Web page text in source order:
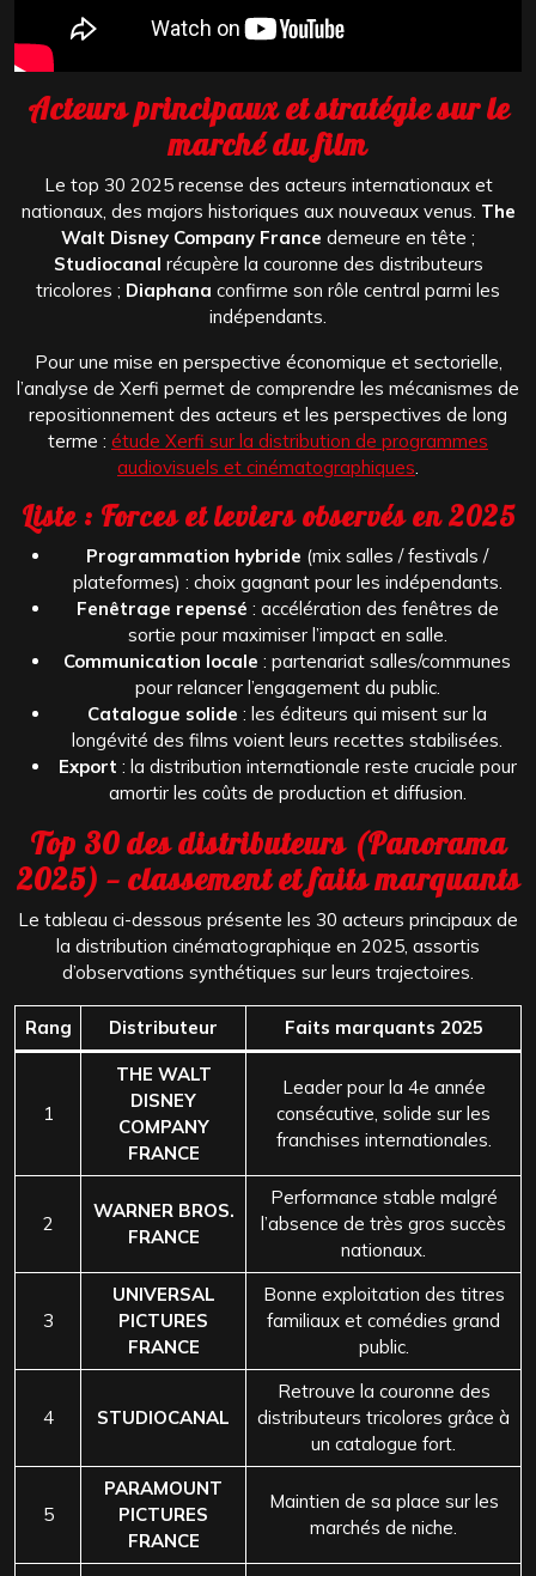
Acteurs principaux et stratégie sur le
marché du film
Le top 30 2025 recense des acteurs internationaux et
nationaux, des majors historiques aux nouveaux venus. The
Walt Disney Company France demeure en tête ;
Studiocanal récupère la couronne des distributeurs
tricolores ; Diaphana confirme son rôle central parmi les
indépendants.
Pour une mise en perspective économique et sectorielle,
l’analyse de Xerfi permet de comprendre les mécanismes de
repositionnement des acteurs et les perspectives de long
terme : étude Xerfi sur la distribution de programmes
audiovisuels et cinématographiques.
Liste : Forces et leviers observés en 2025
Programmation hybride (mix salles / festivals /
plateformes) : choix gagnant pour les indépendants.
Fenêtrage repensé : accélération des fenêtres de
sortie pour maximiser l’impact en salle.
Communication locale : partenariat salles/communes
pour relancer l’engagement du public.
Catalogue solide : les éditeurs qui misent sur la
longévité des films voient leurs recettes stabilisées.
Export : la distribution internationale reste cruciale pour
amortir les coûts de production et diffusion.
Top 30 des distributeurs (Panorama
2025) — classement et faits marquants
Le tableau ci-dessous présente les 30 acteurs principaux de
la distribution cinématographique en 2025, assortis
d’observations synthétiques sur leurs trajectoires.
Rang Distributeur Faits marquants 2025
1
THE WALT
DISNEY
COMPANY
FRANCE
Leader pour la 4e année
consécutive, solide sur les
franchises internationales.
2
WARNER BROS.
FRANCE
Performance stable malgré
l’absence de très gros succès
nationaux.
3
UNIVERSAL
PICTURES
FRANCE
Bonne exploitation des titres
familiaux et comédies grand
public.
4 STUDIOCANAL
Retrouve la couronne des
distributeurs tricolores grâce à
un catalogue fort.
5
PARAMOUNT
PICTURES
FRANCE
Maintien de sa place sur les
marchés de niche.